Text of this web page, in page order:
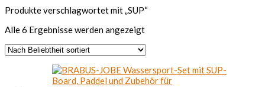
Produkte verschlagwortet mit „SUP“
Alle 6 Ergebnisse werden angezeigtNach